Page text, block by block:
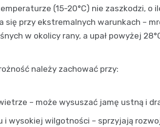
(15-20°C) nie zaszkodzi, o
się przy ekstremalnych warunkach –
w okolicy rany, a upał powyżej
należy zachować przy:
– może wysuszać jamę ustną i
i wysokiej wilgotności – sprzyjają